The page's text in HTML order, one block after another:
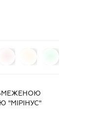
"МІРІНУС"